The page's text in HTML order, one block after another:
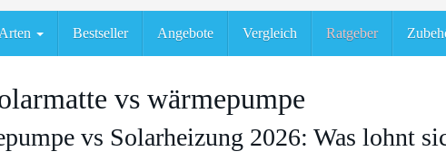
Bestseller Angebote Vergleich Ratgeber
vs wärmepumpe
vs Solarheizung 2026: Was lohnt